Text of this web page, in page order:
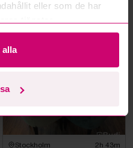
eller som de har
alla
Stockholm 2h 43m